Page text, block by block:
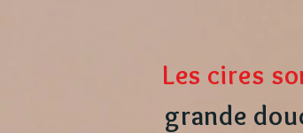
Les cires
grande